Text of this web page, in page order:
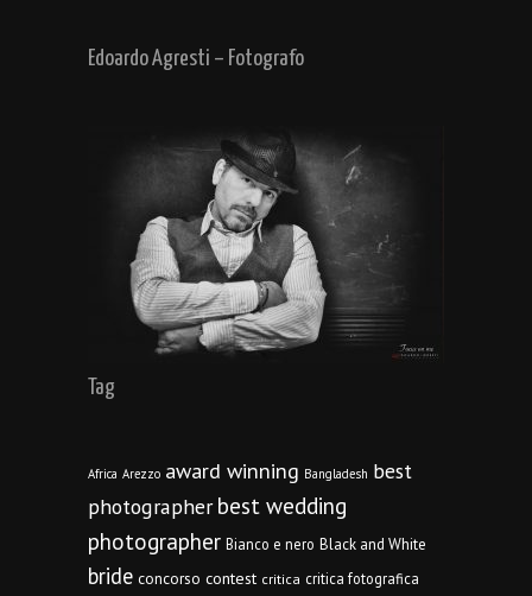
Edoardo Agresti – Fotografo
Tag
Africa Arezzo award winning Bangladesh best
photographer best wedding
photographer Bianco e nero Black and White
bride concorso contest critica critica fotografica